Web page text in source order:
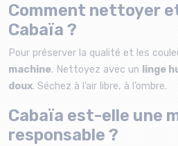
Comment nettoyer
Cabaïa ?
Pour préserver la qualité et les
machine. Nettoyez avec un linge
doux. Séchez à l’air libre, à l’ombre.
Cabaïa est-elle une
responsable ?